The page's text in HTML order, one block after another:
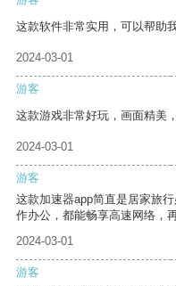
这款软件非常实用，可以帮助
2024-03-01
游客
这款游戏非常好玩，画面精美
2024-03-01
游客
这款加速器app简直是居家旅
作办公，都能畅享高速网络，
2024-03-01
游客